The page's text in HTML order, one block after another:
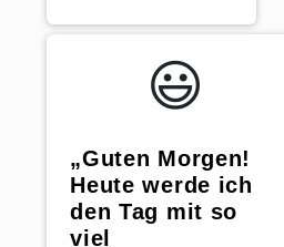
😃️
„Guten Morgen!
Heute werde ich
den Tag mit so
viel